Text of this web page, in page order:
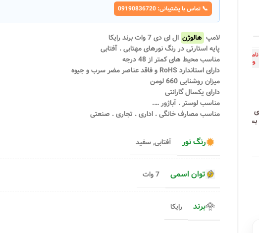
ناموج
ود
لامپ هالوژنی ال ای دی 4.8 وات اسرام
ناموج
ود
لامپ هالوژنی ال ای دی 4.7 وات اسرام
پایه استارتی GU10 بسته 10 عددی
تماس بگیرید
اطلاعات بیشتر
📞 تماس با پشتیبانی: 09190836720
لامپ هالوژن ال ای دی 7 وات برند رایکا
پایه استارتی در رنگ نورهای مهتابی . آفتابی
مناسب محیط‌ های کمتر از 48 درجه
دارای استاندارد RoHS و فاقد عناصر مضر سرب و جیوه
میزان روشنایی 660 لومن
دارای یکسال گارانتی
مناسب لوستر . آباژور ….
مناسب مصارف خانگی . اداری . تجاری . صنعتی
رنگ نور آفتابی,سفید
توان اسمی 7 وات
برند رایکا